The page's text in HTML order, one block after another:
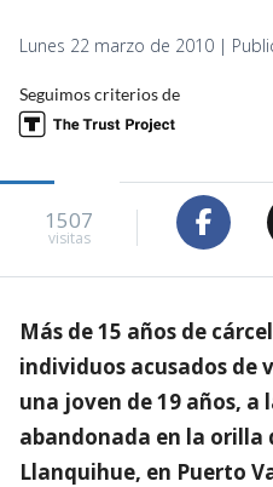
Lunes 22 marzo de 2010 |
Seguimos criterios de
1507
visitas
Más de 15 años de
individuos acusados
una joven de 19 años, a
abandonada en la orilla
Llanquihue, en Puerto